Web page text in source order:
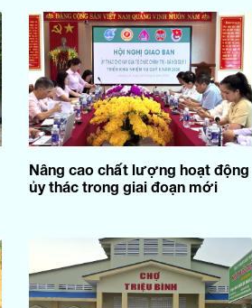
Nâng cao chất lượng hoạt động
ủy thác trong giai đoạn mới